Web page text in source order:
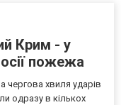
Крим - у
пожежа
чергова хвиля ударів
одразу в кількох